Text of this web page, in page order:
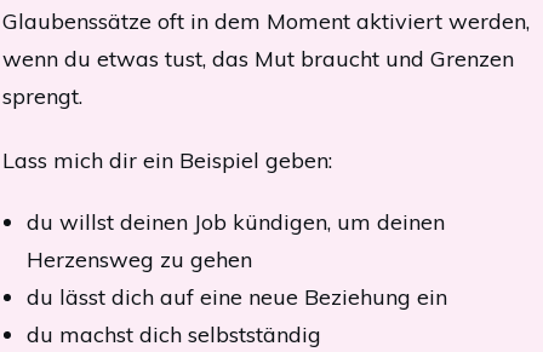
Glaubenssätze oft in dem Moment aktiviert werden,
wenn du etwas tust, das Mut braucht und Grenzen
sprengt.
Lass mich dir ein Beispiel geben:
du willst deinen Job kündigen, um deinen
Herzensweg zu gehen
du lässt dich auf eine neue Beziehung ein
du machst dich selbstständig